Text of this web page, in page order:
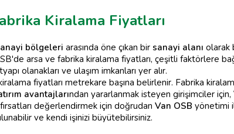
Kiralama Fiyatları
bölgeleri arasında öne çıkan bir sanayi alanı olarak
arsa ve fabrika kiralama fiyatları, çeşitli faktörlere
olanakları ve ulaşım imkanları yer alır.
fiyatları metrekare başına belirlenir. Fabrika
avantajlarından yararlanmak isteyen girişimciler için,
değerlendirmek için doğrudan Van OSB yönetimi
ve kendi işinizi büyütebilirsiniz.